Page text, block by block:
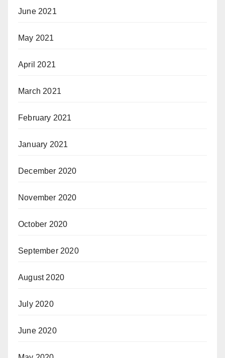
June 2021
May 2021
April 2021
March 2021
February 2021
January 2021
December 2020
November 2020
October 2020
September 2020
August 2020
July 2020
June 2020